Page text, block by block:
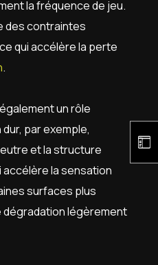
la fréquence de jeu.
des contraintes
qui accélère la perte
.
un rôle
par exemple,
et la structure
accélère la sensation
surfaces plus
légèrement